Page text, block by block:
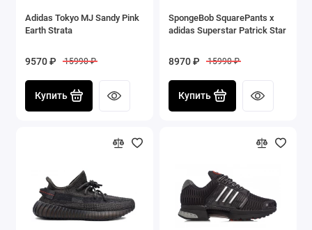
Adidas Tokyo MJ Sandy Pink
Earth Strata
9570 ₽ 15990 ₽
Купить
SpongeBob SquarePants x
adidas Superstar Patrick Star
8970 ₽ 15990 ₽
Купить